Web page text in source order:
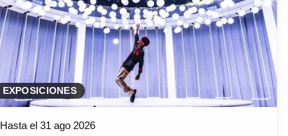
EXPOSICIONES
Hasta el 31 ago 2026